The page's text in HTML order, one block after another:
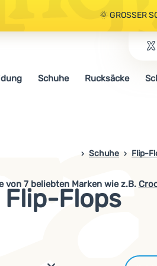
🌞 GROSSER
🤫 - 10 % AUF
🌞 GROSSER
Schuhe Rucksäcke
4campingshop.de
Schuhe Flip-
Flip-Flops
von 7 beliebten Marken wie z.B.